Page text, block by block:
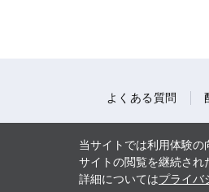
よくある質問
当サイトでは利用体験の
サイトの閲覧を継続され
詳細についてはプライバ